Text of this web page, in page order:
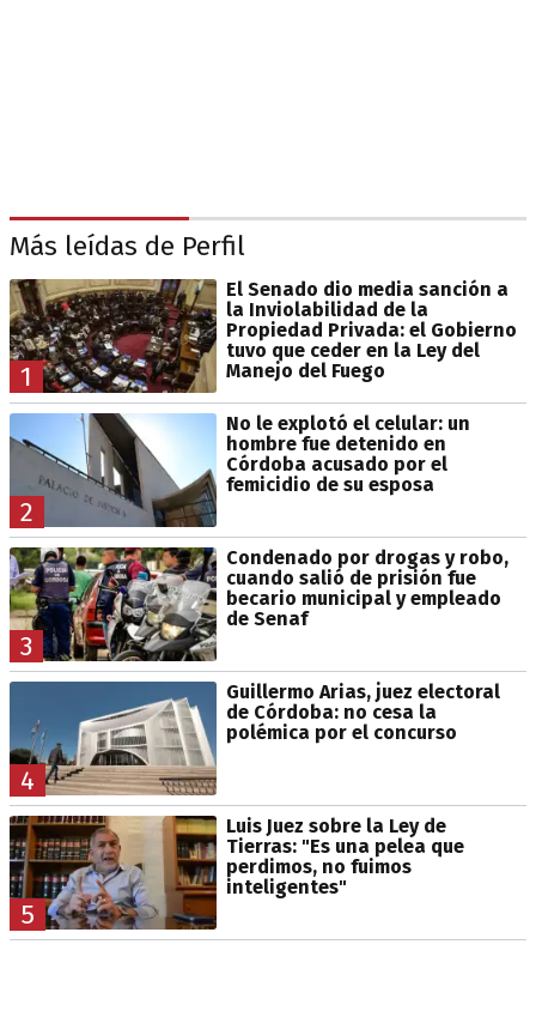
Más leídas de Perfil
1
El Senado dio media sanción a
la Inviolabilidad de la
Propiedad Privada: el Gobierno
tuvo que ceder en la Ley del
Manejo del Fuego
2
No le explotó el celular: un
hombre fue detenido en
Córdoba acusado por el
femicidio de su esposa
3
Condenado por drogas y robo,
cuando salió de prisión fue
becario municipal y empleado
de Senaf
4
Guillermo Arias, juez electoral
de Córdoba: no cesa la
polémica por el concurso
5
Luis Juez sobre la Ley de
Tierras: "Es una pelea que
perdimos, no fuimos
inteligentes"